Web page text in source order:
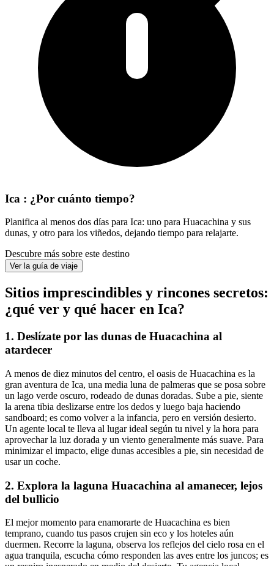
Ica : ¿Por cuánto tiempo?
Planifica al menos dos días para Ica: uno para Huacachina y sus
dunas, y otro para los viñedos, dejando tiempo para relajarte.
Descubre más sobre este destino
Ver la guía de viaje
Sitios imprescindibles y rincones secretos:
¿qué ver y qué hacer en Ica?
1. Deslízate por las dunas de Huacachina al
atardecer
A menos de diez minutos del centro, el oasis de Huacachina es la
gran aventura de Ica, una media luna de palmeras que se posa sobre
un lago verde oscuro, rodeado de dunas doradas. Sube a pie, siente
la arena tibia deslizarse entre los dedos y luego baja haciendo
sandboard; es como volver a la infancia, pero en versión desierto.
Un agente local te lleva al lugar ideal según tu nivel y la hora para
aprovechar la luz dorada y un viento generalmente más suave. Para
minimizar el impacto, elige dunas accesibles a pie, sin necesidad de
usar un coche.
2. Explora la laguna Huacachina al amanecer, lejos
del bullicio
El mejor momento para enamorarte de Huacachina es bien
temprano, cuando tus pasos crujen sin eco y los hoteles aún
duermen. Recorre la laguna, observa los reflejos del cielo rosa en el
agua tranquila, escucha cómo responden las aves entre los juncos; es